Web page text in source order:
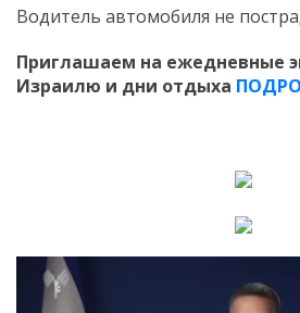
Водитель автомобиля не
Приглашаем на ежедневные
Израилю и дни отдыха